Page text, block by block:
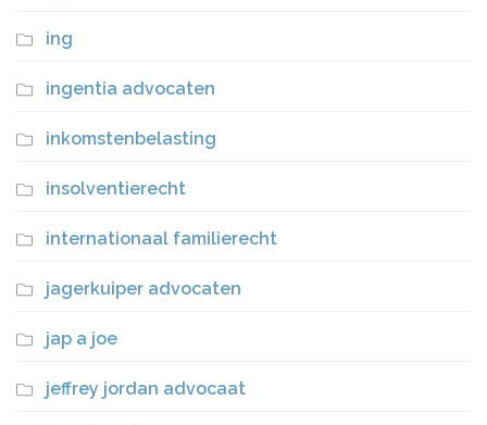
ing
ingentia advocaten
inkomstenbelasting
insolventierecht
internationaal familierecht
jagerkuiper advocaten
jap a joe
jeffrey jordan advocaat